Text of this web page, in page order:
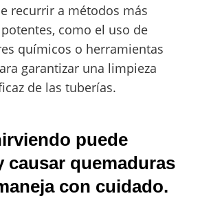
recurrir a métodos más
como el uso de
químicos o herramientas
garantizar una limpieza
de las tuberías.
puede
causar quemaduras
con cuidado.